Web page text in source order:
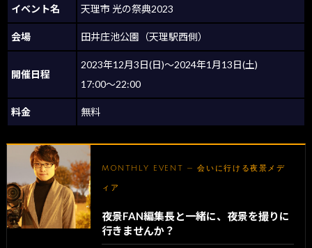
イベント名 天理市 光の祭典2023
会場 田井庄池公園（天理駅西側）
開催日程
2023年12月3日(日)～2024年1月13日(土)
17:00～22:00
料金 無料
MONTHLY EVENT — 会いに行ける夜景メデ
ィア
夜景FAN編集長と一緒に、夜景を撮りに
行きませんか？